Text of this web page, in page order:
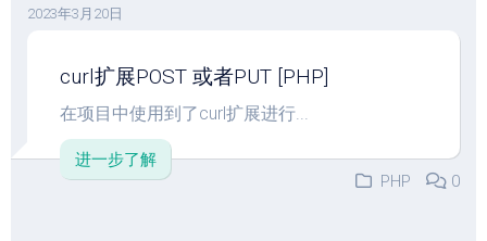
2023年3月20日
curl扩展POST 或者PUT [PHP]
在项目中使用到了curl扩展进行...
进一步了解
PHP
0